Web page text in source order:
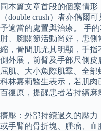
同本篇文章首段的個案情
（double crush）者亦偶爾
予適當的處置與治療。 手
肘、腕關節活動尚好，患
縮，骨間肌尤其明顯，手
側外展，前臂及手部尺側
屈肌、大小魚際肌羣、全
科林嘉莉醫生表示，若肌
百復原，提醒患者若持續麻
擠壓：外部持續過久的壓
或手臂的骨折塊、腫瘤、血